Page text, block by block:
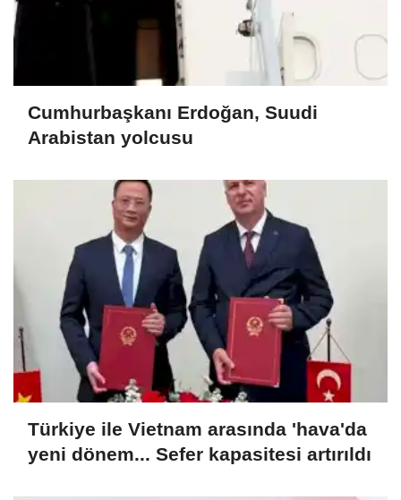
Cumhurbaşkanı Erdoğan, Suudi
Arabistan yolcusu
Türkiye ile Vietnam arasında 'hava'da
yeni dönem... Sefer kapasitesi artırıldı